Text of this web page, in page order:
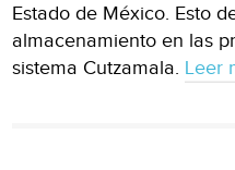
Estado de México. Esto
almacenamiento en las
sistema Cutzamala. Leer